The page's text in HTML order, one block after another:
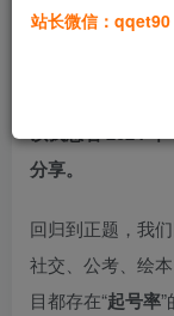
来说提升了好几
以我想着 2024
分享。
回归到正题，我
社交、公考、绘
目都存在“起号率
站长微信：qqet90